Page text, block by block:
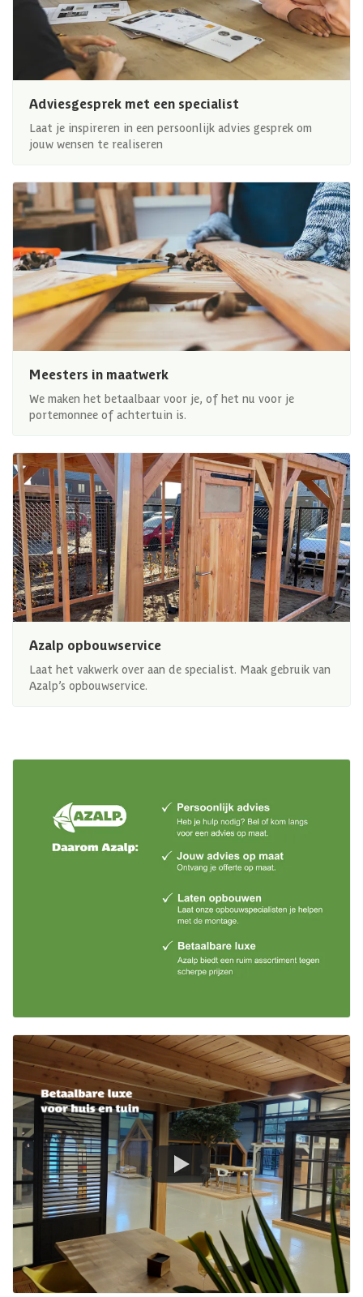
Adviesgesprek met een specialist
Laat je inspireren in een persoonlijk advies gesprek om
jouw wensen te realiseren
Meesters in maatwerk
We maken het betaalbaar voor je, of het nu voor je
portemonnee of achtertuin is.
Azalp opbouwservice
Laat het vakwerk over aan de specialist. Maak gebruik van
Azalp’s opbouwservice.